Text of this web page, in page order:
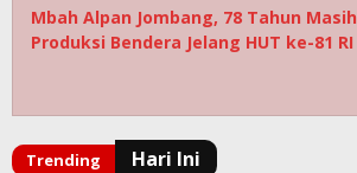
Mbah Alpan Jombang, 78 Tahun Masih
Produksi Bendera Jelang HUT ke-81 RI